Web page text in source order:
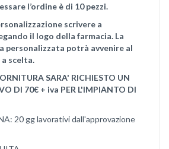
l’ordine è di 10 pezzi.
scrivere a
il logo della farmacia. La
personalizzata potrà avvenire al
scelta.
SARA' RICHIESTO UN
DI 70€ + iva PER L'IMPIANTO DI
20 gg lavorativi dall'approvazione